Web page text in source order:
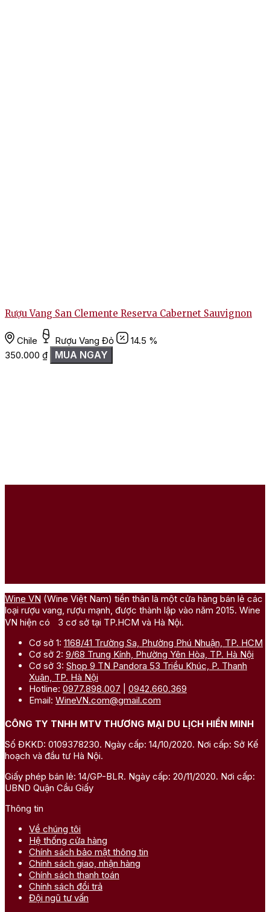
Rượu Vang San Clemente Reserva Cabernet Sauvignon
Chile Rượu Vang Đỏ
14.5 %
350.000 ₫ MUA NGAY
Wine VN (Wine Việt Nam) tiền thân là một cửa hàng bán lẻ các
loại rượu vang, rượu mạnh, được thành lập vào năm 2015. Wine
VN hiện có 3 cơ sở tại TP.HCM và Hà Nội.
Cơ sở 1: 1168/41 Trường Sa, Phường Phú Nhuận, TP. HCM
Cơ sở 2: 9/68 Trung Kính, Phường Yên Hòa, TP. Hà Nội
Cơ sở 3: Shop 9 TN Pandora 53 Triều Khúc, P. Thanh
Xuân, TP. Hà Nội
Hotline: 0977.898.007
0942.660.369
Email: WineVN.com@gmail.com
CÔNG TY TNHH MTV THƯƠNG MẠI DU LỊCH HIỀN MINH
Số ĐKKD: 0109378230. Ngày cấp: 14/10/2020. Nơi cấp: Sở Kế
hoạch và đầu tư Hà Nội.
Giấy phép bán lẻ: 14/GP-BLR. Ngày cấp: 20/11/2020. Nơi cấp:
UBND Quận Cầu Giấy
Thông tin
Về chúng tôi
Hệ thống cửa hàng
Chính sách bảo mật thông tin
Chính sách giao, nhận hàng
Chính sách thanh toán
Chính sách đổi trả
Đội ngũ tư vấn